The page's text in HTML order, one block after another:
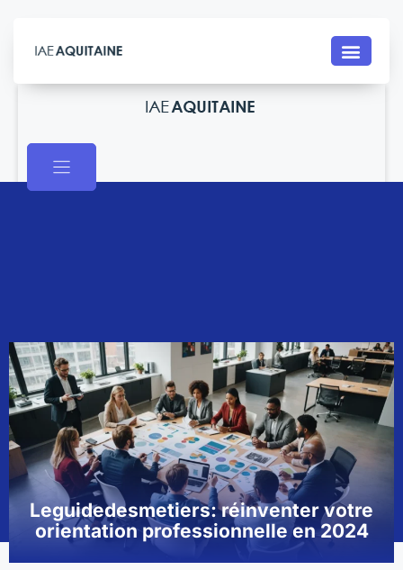
Leguidedesmetiers: réinventer votre
orientation professionnelle en 2024